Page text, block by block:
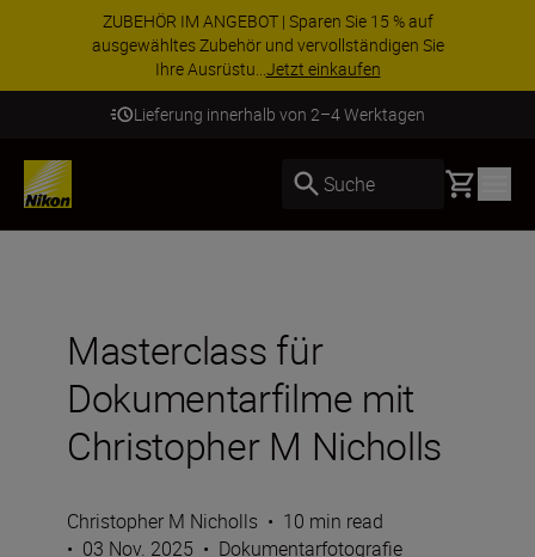
ZUBEHÖR IM ANGEBOT | Sparen Sie 15 % auf
ausgewähltes Zubehör und vervollständigen Sie
Ihre Ausrüstu...Jetzt einkaufen
Lieferung innerhalb von 2–4 Werktagen
Suche Basket
Masterclass für
Dokumentarfilme mit
Christopher M Nicholls
Christopher M Nicholls • 10 min read
• 03 Nov. 2025 • Dokumentarfotografie